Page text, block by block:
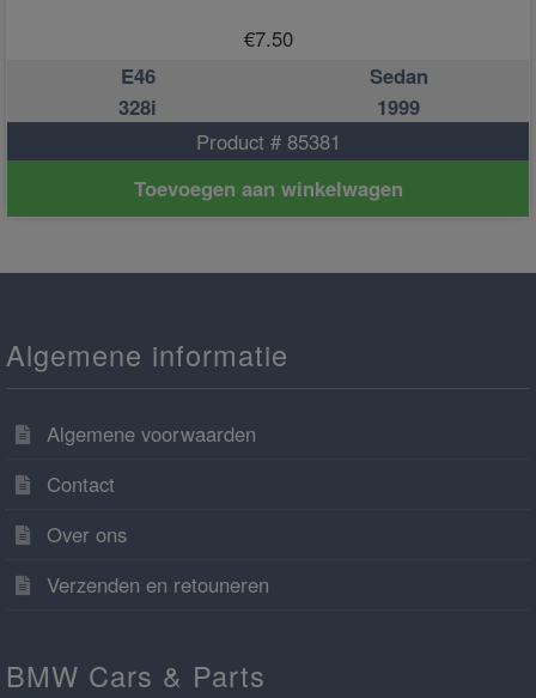
€7.50
E46
Sedan
328i
1999
Product # 85381
Toevoegen aan winkelwagen
Algemene informatie
Algemene voorwaarden
Contact
Over ons
Verzenden en retouneren
BMW Cars & Parts